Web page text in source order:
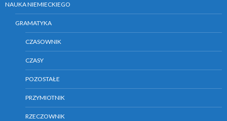
NAUKA NIEMIECKIEGO
GRAMATYKA
CZASOWNIK
CZASY
POZOSTAŁE
PRZYMIOTNIK
RZECZOWNIK